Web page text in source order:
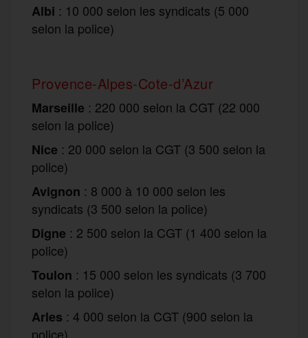
Albi : 10 000 selon les syndicats (5 000
selon la police)
Provence-Alpes-Cote-d’Azur
Marseille : 220 000 selon la CGT (22 000
selon la police)
Nice : 20 000 selon la CGT (3 500 selon la
police)
Avignon : 8 000 à 10 000 selon les
syndicats (3 500 selon la police)
Digne : 2 500 selon la CGT (1 400 selon la
police)
Toulon : 15 000 selon les syndicats (3 700
selon la police)
Arles : 4 000 selon la CGT (900 selon la
police)